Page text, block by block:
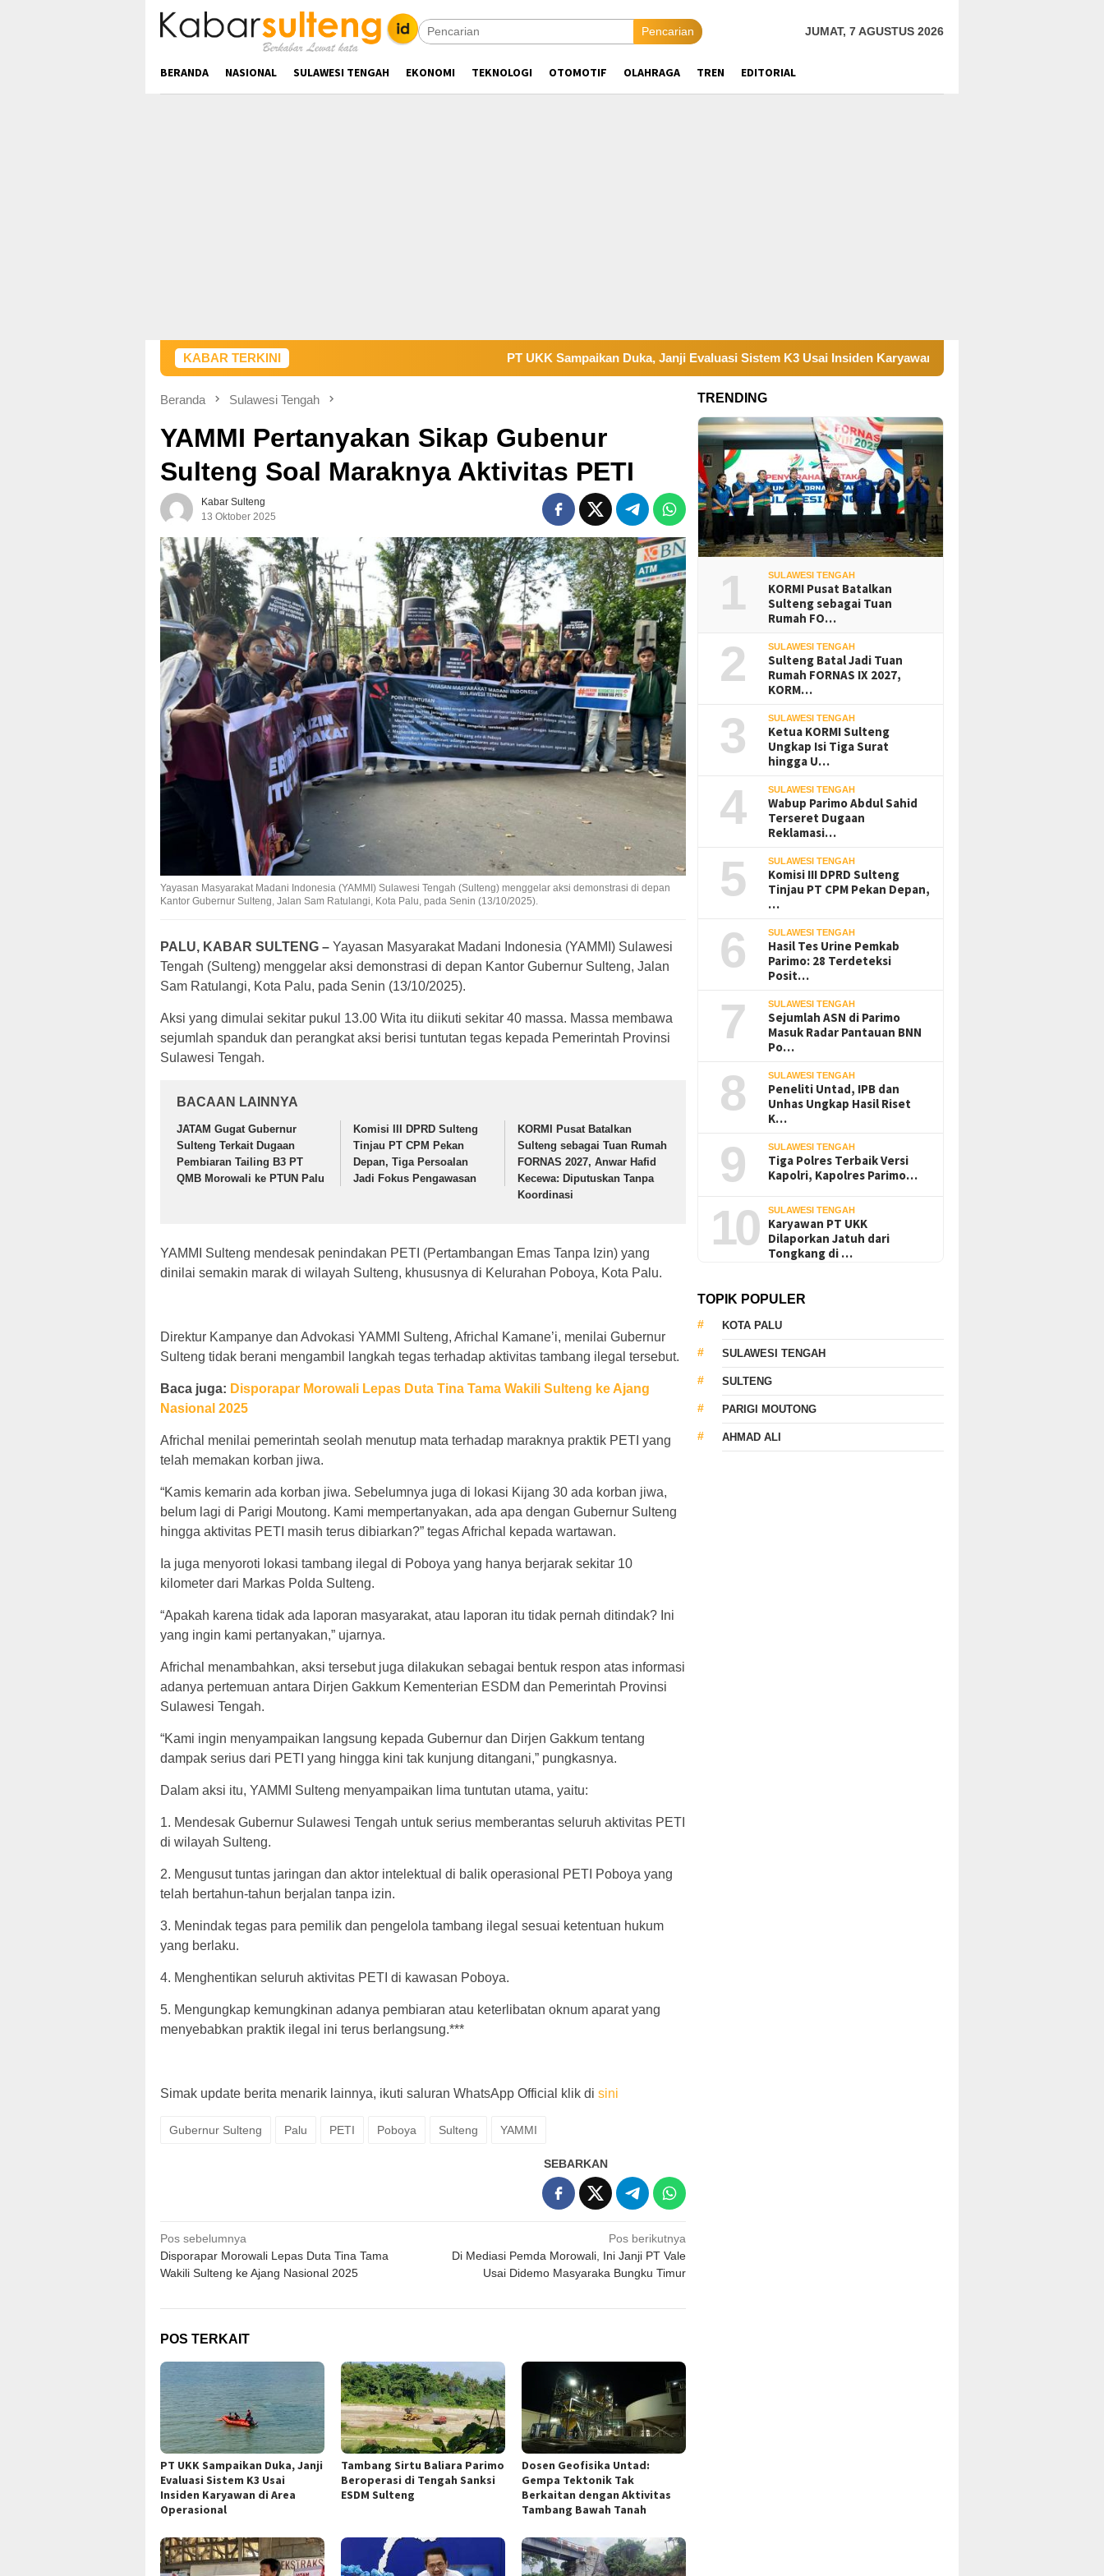
Pencarian JUMAT, 7 AGUSTUS 2026
BERANDA NASIONAL SULAWESI TENGAH EKONOMI TEKNOLOGI OTOMOTIF OLAHRAGA TREN EDITORIAL
KABAR TERKINI PT UKK Sampaikan Duka, Janji Evaluasi Sistem K3 Usai Insiden Karyawan di Area Operasional
Beranda Sulawesi Tengah
YAMMI Pertanyakan Sikap Gubenur
Sulteng Soal Maraknya Aktivitas PETI
Kabar Sulteng
13 Oktober 2025
Yayasan Masyarakat Madani Indonesia (YAMMI) Sulawesi Tengah (Sulteng) menggelar aksi demonstrasi di depan
Kantor Gubernur Sulteng, Jalan Sam Ratulangi, Kota Palu, pada Senin (13/10/2025).
PALU, KABAR SULTENG – Yayasan Masyarakat Madani Indonesia (YAMMI) Sulawesi
Tengah (Sulteng) menggelar aksi demonstrasi di depan Kantor Gubernur Sulteng, Jalan
Sam Ratulangi, Kota Palu, pada Senin (13/10/2025).
Aksi yang dimulai sekitar pukul 13.00 Wita itu diikuti sekitar 40 massa. Massa membawa
sejumlah spanduk dan perangkat aksi berisi tuntutan tegas kepada Pemerintah Provinsi
Sulawesi Tengah.
BACAAN LAINNYA
JATAM Gugat Gubernur
Sulteng Terkait Dugaan
Pembiaran Tailing B3 PT
QMB Morowali ke PTUN Palu
Komisi III DPRD Sulteng
Tinjau PT CPM Pekan
Depan, Tiga Persoalan
Jadi Fokus Pengawasan
KORMI Pusat Batalkan
Sulteng sebagai Tuan Rumah
FORNAS 2027, Anwar Hafid
Kecewa: Diputuskan Tanpa
Koordinasi
YAMMI Sulteng mendesak penindakan PETI (Pertambangan Emas Tanpa Izin) yang
dinilai semakin marak di wilayah Sulteng, khususnya di Kelurahan Poboya, Kota Palu.
Direktur Kampanye dan Advokasi YAMMI Sulteng, Africhal Kamane’i, menilai Gubernur
Sulteng tidak berani mengambil langkah tegas terhadap aktivitas tambang ilegal tersebut.
Baca juga: Disporapar Morowali Lepas Duta Tina Tama Wakili Sulteng ke Ajang
Nasional 2025
Africhal menilai pemerintah seolah menutup mata terhadap maraknya praktik PETI yang
telah memakan korban jiwa.
“Kamis kemarin ada korban jiwa. Sebelumnya juga di lokasi Kijang 30 ada korban jiwa,
belum lagi di Parigi Moutong. Kami mempertanyakan, ada apa dengan Gubernur Sulteng
hingga aktivitas PETI masih terus dibiarkan?” tegas Africhal kepada wartawan.
Ia juga menyoroti lokasi tambang ilegal di Poboya yang hanya berjarak sekitar 10
kilometer dari Markas Polda Sulteng.
“Apakah karena tidak ada laporan masyarakat, atau laporan itu tidak pernah ditindak? Ini
yang ingin kami pertanyakan,” ujarnya.
Africhal menambahkan, aksi tersebut juga dilakukan sebagai bentuk respon atas informasi
adanya pertemuan antara Dirjen Gakkum Kementerian ESDM dan Pemerintah Provinsi
Sulawesi Tengah.
“Kami ingin menyampaikan langsung kepada Gubernur dan Dirjen Gakkum tentang
dampak serius dari PETI yang hingga kini tak kunjung ditangani,” pungkasnya.
Dalam aksi itu, YAMMI Sulteng menyampaikan lima tuntutan utama, yaitu:
1. Mendesak Gubernur Sulawesi Tengah untuk serius memberantas seluruh aktivitas PETI
di wilayah Sulteng.
2. Mengusut tuntas jaringan dan aktor intelektual di balik operasional PETI Poboya yang
telah bertahun-tahun berjalan tanpa izin.
3. Menindak tegas para pemilik dan pengelola tambang ilegal sesuai ketentuan hukum
yang berlaku.
4. Menghentikan seluruh aktivitas PETI di kawasan Poboya.
5. Mengungkap kemungkinan adanya pembiaran atau keterlibatan oknum aparat yang
menyebabkan praktik ilegal ini terus berlangsung.***
Simak update berita menarik lainnya, ikuti saluran WhatsApp Official klik di sini
Gubernur Sulteng Palu PETI Poboya Sulteng YAMMI
SEBARKAN
Navigasi
pos
Pos sebelumnya
Disporapar Morowali Lepas Duta Tina Tama
Wakili Sulteng ke Ajang Nasional 2025
Pos berikutnya
Di Mediasi Pemda Morowali, Ini Janji PT Vale
Usai Didemo Masyaraka Bungku Timur
POS TERKAIT
PT UKK Sampaikan Duka, Janji
Evaluasi Sistem K3 Usai
Insiden Karyawan di Area
Operasional
Tambang Sirtu Baliara Parimo
Beroperasi di Tengah Sanksi
ESDM Sulteng
Dosen Geofisika Untad:
Gempa Tektonik Tak
Berkaitan dengan Aktivitas
Tambang Bawah Tanah
TRENDING
1 SULAWESI TENGAH
KORMI Pusat Batalkan
Sulteng sebagai Tuan
Rumah FO…
2 SULAWESI TENGAH
Sulteng Batal Jadi Tuan
Rumah FORNAS IX 2027,
KORM…
3 SULAWESI TENGAH
Ketua KORMI Sulteng
Ungkap Isi Tiga Surat
hingga U…
4 SULAWESI TENGAH
Wabup Parimo Abdul Sahid
Terseret Dugaan
Reklamasi…
5 SULAWESI TENGAH
Komisi III DPRD Sulteng
Tinjau PT CPM Pekan Depan,
…
6 SULAWESI TENGAH
Hasil Tes Urine Pemkab
Parimo: 28 Terdeteksi
Posit…
7 SULAWESI TENGAH
Sejumlah ASN di Parimo
Masuk Radar Pantauan BNN
Po…
8 SULAWESI TENGAH
Peneliti Untad, IPB dan
Unhas Ungkap Hasil Riset
K…
9 SULAWESI TENGAH
Tiga Polres Terbaik Versi
Kapolri, Kapolres Parimo…
10 SULAWESI TENGAH
Karyawan PT UKK
Dilaporkan Jatuh dari
Tongkang di …
TOPIK POPULER
KOTA PALU
SULAWESI TENGAH
SULTENG
PARIGI MOUTONG
AHMAD ALI